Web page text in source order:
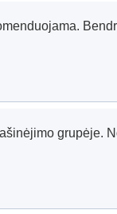
grupėje.